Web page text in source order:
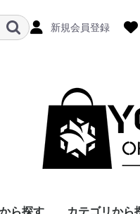
新規会員登録